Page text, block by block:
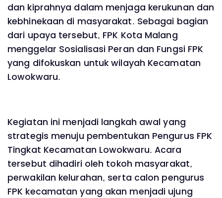
dan kiprahnya dalam menjaga kerukunan dan
kebhinekaan di masyarakat. Sebagai bagian
dari upaya tersebut, FPK Kota Malang
menggelar Sosialisasi Peran dan Fungsi FPK
yang difokuskan untuk wilayah Kecamatan
Lowokwaru.
Kegiatan ini menjadi langkah awal yang
strategis menuju pembentukan Pengurus FPK
Tingkat Kecamatan Lowokwaru. Acara
tersebut dihadiri oleh tokoh masyarakat,
perwakilan kelurahan, serta calon pengurus
FPK kecamatan yang akan menjadi ujung